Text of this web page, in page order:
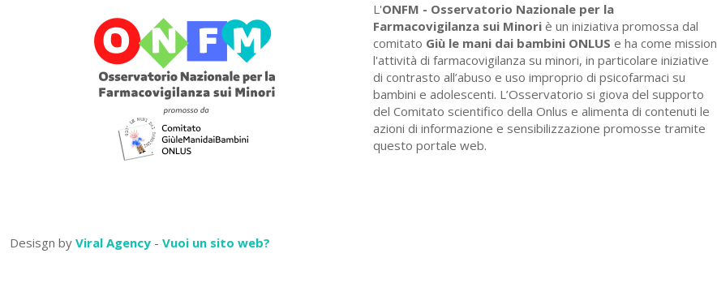
L'ONFM - Osservatorio Nazionale per la
Farmacovigilanza sui Minori è un iniziativa promossa dal
comitato Giù le mani dai bambini ONLUS e ha come mission
l'attività di farmacovigilanza su minori, in particolare iniziative
di contrasto all’abuso e uso improprio di psicofarmaci su
bambini e adolescenti. L’Osservatorio si giova del supporto
del Comitato scientifico della Onlus e alimenta di contenuti le
azioni di informazione e sensibilizzazione promosse tramite
questo portale web.
Desisgn by Viral Agency - Vuoi un sito web?